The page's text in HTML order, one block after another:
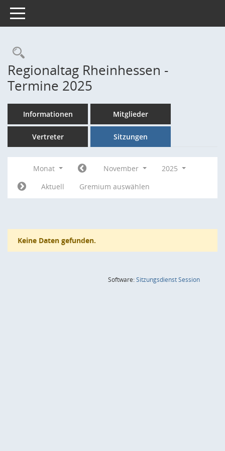
Toggle navigation
Rechercheauswahl
Regionaltag Rheinhessen -
Termine 2025
Informationen Mitglieder
Vertreter Sitzungen
Monat November
2025
Aktuell
Gremium auswählen
Keine Daten gefunden.
Software:SitzungsdienstSession(Wird in